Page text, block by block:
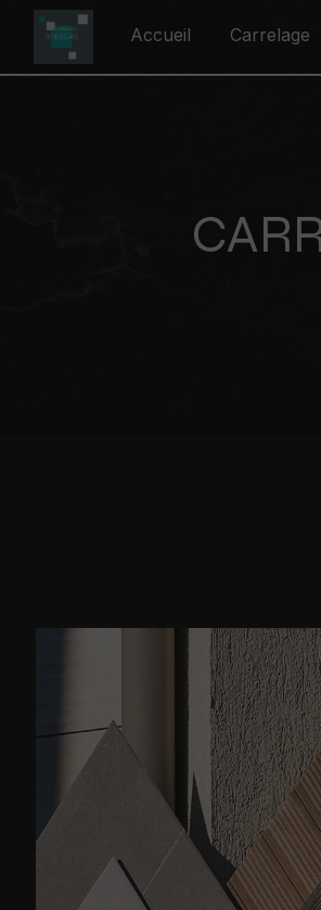
Accueil Carrelage
Panneau de gestion des cookies